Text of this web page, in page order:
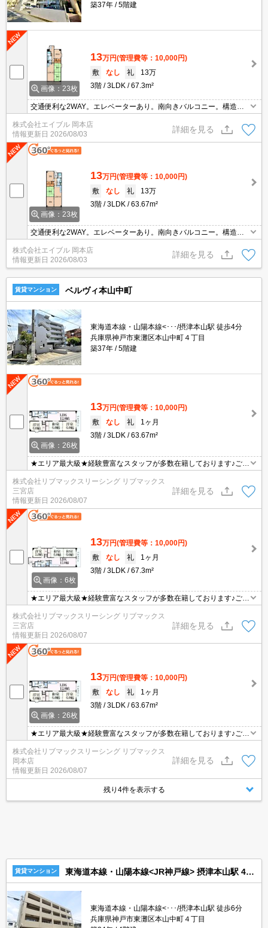
築37年
5階建
画像：23枚
13万円(管理費等：10,000円)
敷
なし 礼
13万
3階
3LDK 67.3m²
交通便利な2WAY。エレベーターあり。南向きバルコニー。構造：
辺環境良し!。TVモニターホンで安心生活を!。システムキッチン。
株式会社エイブル 岡本店
情報更新日 2026/08/03
詳細を見る
画像：23枚
13万円(管理費等：10,000円)
敷
なし 礼
13万
3階
3LDK 63.67m²
交通便利な2WAY。エレベーターあり。南向きバルコニー。構造：
鉄骨鉄筋コンクリート・鉄筋コンクリート造。広さ良し!家賃良し!周
辺環境良し!。TVモニターホンで安心生活を!。システムキッチン。
株式会社エイブル 岡本店
情報更新日 2026/08/03
詳細を見る
賃貸マンション ベルヴィ本山中町
東海道本線・山陽本線<･･･/摂津本山駅 徒歩4分
兵庫県神戸市東灘区本山中町４丁目
築37年
5階建
画像：26枚
13万円(管理費等：10,000円)
敷
なし 礼
1ヶ月
3階
3LDK 63.67m²
★エリア最大級★経験豊富なスタッフが多数在籍しております♪ご要
望がありましたらお申し付けください！初期費用クレジット支払可
能！オンライン内覧・オンライン契約等弊社に一度も来店せずとも
問題ありません♪弊社ではネットに掲載されている物件も全てご紹介
可能になりますので気になる物件は全て申し付けください★
株式会社リブマックスリーシング リブマックス
三宮店
情報更新日 2026/08/07
詳細を見る
画像：6枚
13万円(管理費等：10,000円)
敷
なし 礼
1ヶ月
3階
3LDK 67.3m²
★エリア最大級★経験豊富なスタッフが多数在籍しております♪ご要
能！オンライン内覧・オンライン契約等弊社に一度も来店せずとも
問題ありません♪弊社ではネットに掲載されている物件も全てご紹介
可能になりますので気になる物件は全て申し付けください★
株式会社リブマックスリーシング リブマックス
三宮店
情報更新日 2026/08/07
詳細を見る
画像：26枚
13万円(管理費等：10,000円)
敷
なし 礼
1ヶ月
3階
3LDK 63.67m²
★エリア最大級★経験豊富なスタッフが多数在籍しております♪ご要
望がありましたらお申し付けください！初期費用クレジット支払可
能！オンライン内覧・オンライン契約等弊社に一度も来店せずとも
問題ありません♪弊社ではネットに掲載されている物件も全てご紹介
可能になりますので気になる物件は全て申し付けください★
株式会社リブマックスリーシング リブマックス
岡本店
情報更新日 2026/08/07
詳細を見る
残り4件を表示する
賃貸マンション 東海道本線・山陽本線<JR神戸線> 摂津本山駅 4階建 築24年
東海道本線・山陽本線<･･･/摂津本山駅 徒歩6分
兵庫県神戸市東灘区本山中町４丁目